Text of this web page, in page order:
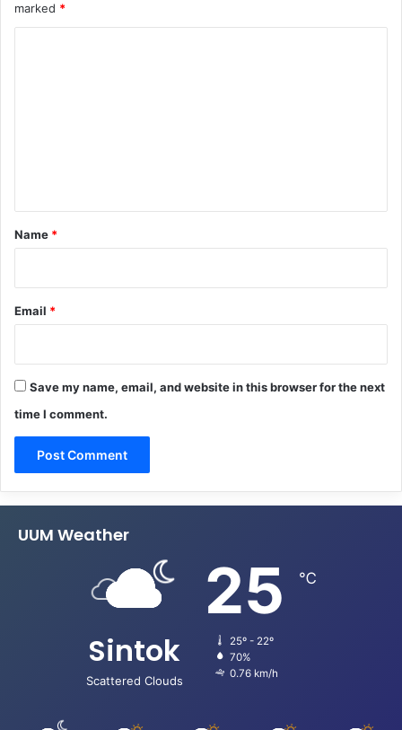
marked *
*
Name *
Email *
Save my name, email, and website in this browser for the next
time I comment.
UUM Weather
Sintok
Scattered Clouds
25 ℃
25º - 22º
70%
0.76 km/h